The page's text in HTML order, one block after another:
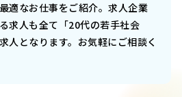
適なお仕事をご紹介。求人企業
求人も全て「20代の若手社会
人となります。お気軽にご相談く